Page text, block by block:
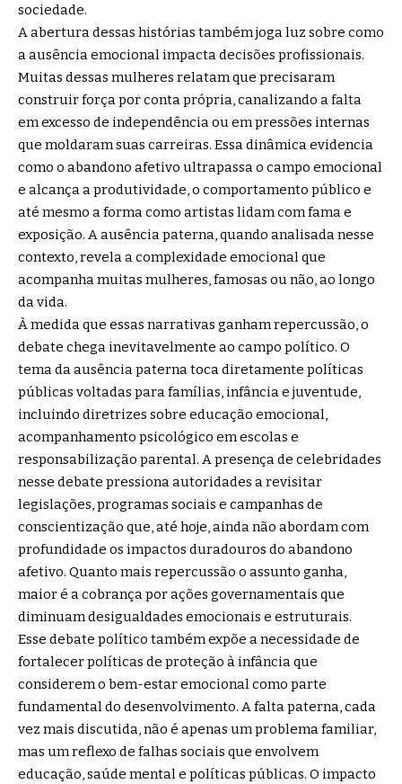
sociedade.
A abertura dessas histórias também joga luz sobre como
a ausência emocional impacta decisões profissionais.
Muitas dessas mulheres relatam que precisaram
construir força por conta própria, canalizando a falta
em excesso de independência ou em pressões internas
que moldaram suas carreiras. Essa dinâmica evidencia
como o abandono afetivo ultrapassa o campo emocional
e alcança a produtividade, o comportamento público e
até mesmo a forma como artistas lidam com fama e
exposição. A ausência paterna, quando analisada nesse
contexto, revela a complexidade emocional que
acompanha muitas mulheres, famosas ou não, ao longo
da vida.
À medida que essas narrativas ganham repercussão, o
debate chega inevitavelmente ao campo político. O
tema da ausência paterna toca diretamente políticas
públicas voltadas para famílias, infância e juventude,
incluindo diretrizes sobre educação emocional,
acompanhamento psicológico em escolas e
responsabilização parental. A presença de celebridades
nesse debate pressiona autoridades a revisitar
legislações, programas sociais e campanhas de
conscientização que, até hoje, ainda não abordam com
profundidade os impactos duradouros do abandono
afetivo. Quanto mais repercussão o assunto ganha,
maior é a cobrança por ações governamentais que
diminuam desigualdades emocionais e estruturais.
Esse debate político também expõe a necessidade de
fortalecer políticas de proteção à infância que
considerem o bem-estar emocional como parte
fundamental do desenvolvimento. A falta paterna, cada
vez mais discutida, não é apenas um problema familiar,
mas um reflexo de falhas sociais que envolvem
educação, saúde mental e políticas públicas. O impacto